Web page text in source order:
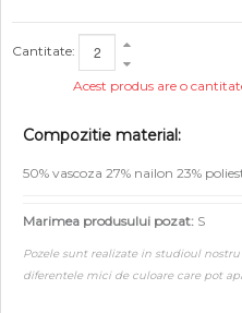
Cantitate:
Acest produs are o
Compozitie material:
50% vascoza 27% nailon 23%
Marimea produsului pozat: S
Pozele sunt realizate in studioul
diferentele mici de culoare care pot